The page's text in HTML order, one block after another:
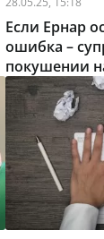
Если Ернар
ошибка –
покушении